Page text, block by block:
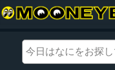
商品詳細